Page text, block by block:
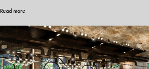
Read more